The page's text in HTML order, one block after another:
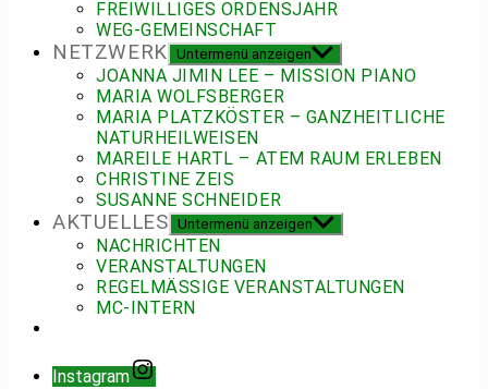
FREIWILLIGES ORDENSJAHR
WEG-GEMEINSCHAFT
NETZWERK Untermenü anzeigen
JOANNA JIMIN LEE – MISSION PIANO
MARIA WOLFSBERGER
MARIA PLATZKÖSTER – GANZHEITLICHE
NATURHEILWEISEN
MAREILE HARTL – ATEM RAUM ERLEBEN
CHRISTINE ZEIS
SUSANNE SCHNEIDER
AKTUELLES Untermenü anzeigen
NACHRICHTEN
VERANSTALTUNGEN
REGELMÄSSIGE VERANSTALTUNGEN
MC-INTERN
Instagram